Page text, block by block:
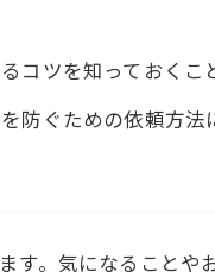
ツを知っておくこ
防ぐための依頼方法
す。気になることや